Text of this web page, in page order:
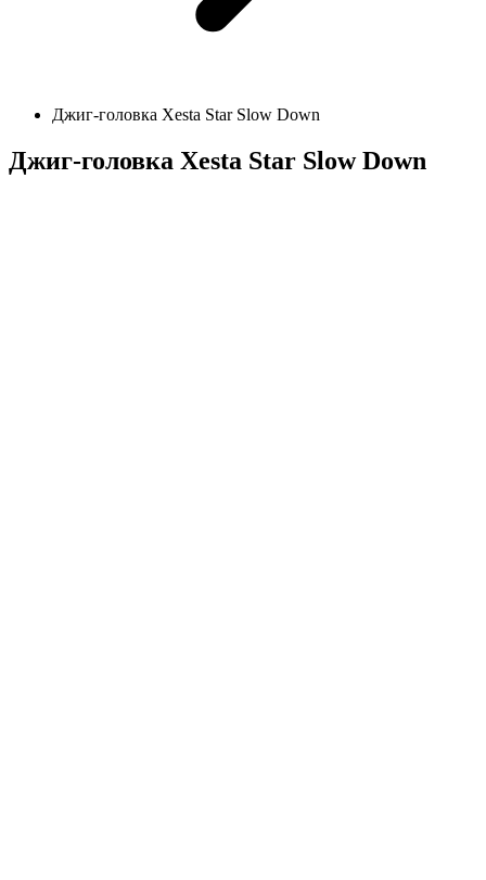
Джиг-головка Xesta Star Slow Down
Джиг-головка Xesta Star Slow Down